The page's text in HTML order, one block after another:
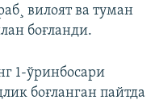
вилоят ва туман
боғланди.
1-ўринбосари
боғланган пайтда